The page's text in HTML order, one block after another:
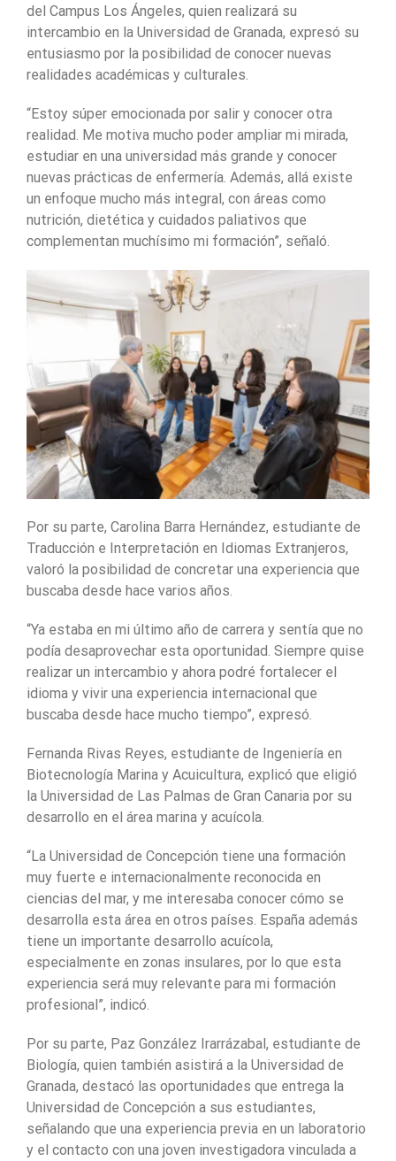
del Campus Los Ángeles, quien realizará su
intercambio en la Universidad de Granada, expresó su
entusiasmo por la posibilidad de conocer nuevas
realidades académicas y culturales.
“Estoy súper emocionada por salir y conocer otra
realidad. Me motiva mucho poder ampliar mi mirada,
estudiar en una universidad más grande y conocer
nuevas prácticas de enfermería. Además, allá existe
un enfoque mucho más integral, con áreas como
nutrición, dietética y cuidados paliativos que
complementan muchísimo mi formación”, señaló.
Por su parte, Carolina Barra Hernández, estudiante de
Traducción e Interpretación en Idiomas Extranjeros,
valoró la posibilidad de concretar una experiencia que
buscaba desde hace varios años.
“Ya estaba en mi último año de carrera y sentía que no
podía desaprovechar esta oportunidad. Siempre quise
realizar un intercambio y ahora podré fortalecer el
idioma y vivir una experiencia internacional que
buscaba desde hace mucho tiempo”, expresó.
Fernanda Rivas Reyes, estudiante de Ingeniería en
Biotecnología Marina y Acuicultura, explicó que eligió
la Universidad de Las Palmas de Gran Canaria por su
desarrollo en el área marina y acuícola.
“La Universidad de Concepción tiene una formación
muy fuerte e internacionalmente reconocida en
ciencias del mar, y me interesaba conocer cómo se
desarrolla esta área en otros países. España además
tiene un importante desarrollo acuícola,
especialmente en zonas insulares, por lo que esta
experiencia será muy relevante para mi formación
profesional”, indicó.
Por su parte, Paz González Irarrázabal, estudiante de
Biología, quien también asistirá a la Universidad de
Granada, destacó las oportunidades que entrega la
Universidad de Concepción a sus estudiantes,
señalando que una experiencia previa en un laboratorio
y el contacto con una joven investigadora vinculada a